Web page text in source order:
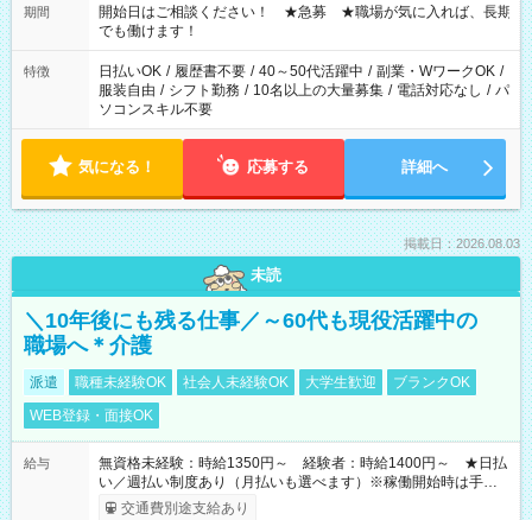
せん ※法令に基づき、週20時間以上勤務は社会保険への加入対
象となります ※労働者派遣法（日雇い派遣の原則禁止）によ
り、短時間・短期間の就業はご案内が難しい場合があります
期間
開始日はご相談ください！ ★急募 ★職場が気に入れば、長期
でも働けます！
特徴 日払いOK / 履歴書不要 / 40～50代活躍中 / 副業・WワークOK /
服装自由 / シフト勤務 / 10名以上の大量募集 / 電話対応なし / パ
ソコンスキル不要
気になる！ 応募する 詳細へ
掲載日：2026.08.03
未読
＼10年後にも残る仕事／～60代も現役活躍中の
職場へ＊介護
派遣 職種未経験OK 社会人未経験OK 大学生歓迎
ブランクOK
WEB登録・面接OK
給与
無資格未経験：時給1350円～ 経験者：時給1400円～ ★日払
い／週払い制度あり（月払いも選べます）※稼働開始時は手続き
完了次第のお支払いとなります。
交通費別途支給あり